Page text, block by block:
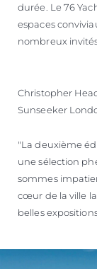
durée. Le 76
espaces
Christopher
"La deuxième
une sélection
sommes
cœur de la ville
belles